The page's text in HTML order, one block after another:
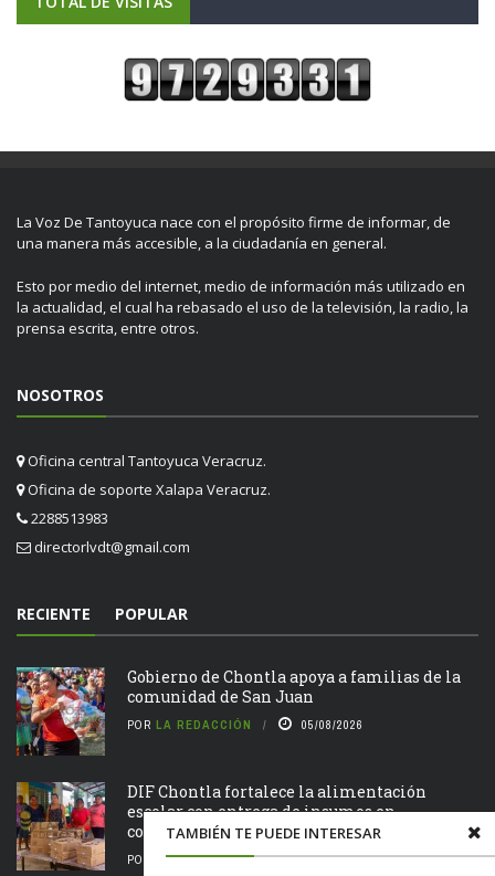
TAMBIÉN TE PUEDE INTERESAR
La Voz De Tantoyuca nace con el propósito firme de informar, de
una manera más accesible, a la ciudadanía en general.
Esto por medio del internet, medio de información más utilizado en
la actualidad, el cual ha rebasado el uso de la televisión, la radio, la
prensa escrita, entre otros.
NOSOTROS
Oficina central Tantoyuca Veracruz.
Oficina de soporte Xalapa Veracruz.
2288513983
directorlvdt@gmail.com
RECIENTE POPULAR
Gobierno de Chontla apoya a familias de la
comunidad de San Juan
POR LA REDACCIÓN 05/08/2026
DIF Chontla fortalece la alimentación
escolar con entrega de insumos en
comunidades
POR LA REDACCIÓN 05/08/2026